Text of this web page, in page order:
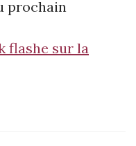
prochain
flashe sur la